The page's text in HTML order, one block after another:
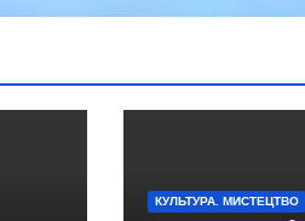
КУЛЬТУРА. МИСТЕЦТВО